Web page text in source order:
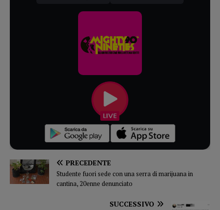
PRECEDENTE
Studente fuori sede con una serra di marijuana in
cantina, 20enne denunciato
SUCCESSIVO